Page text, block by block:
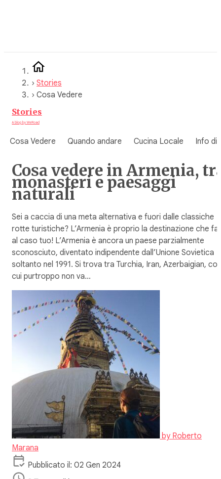
› Stories
› Cosa Vedere
Stories
A blog by WeRoad
Cosa Vedere Quando andare Cucina Locale Info di
Cosa vedere in Armenia,
monasteri e paesaggi
naturali
Sei a caccia di una meta alternativa e fuori dalle classiche
rotte turistiche? L’Armenia è proprio la destinazione che fa
al caso tuo! L’Armenia è ancora un paese parzialmente
sconosciuto, diventato indipendente dall’Unione Sovietica
soltanto nel 1991. Si trova tra Turchia, Iran, Azerbaigian, con
cui purtroppo non va…
by Roberto
Marana
Pubblicato il: 02 Gen 2024